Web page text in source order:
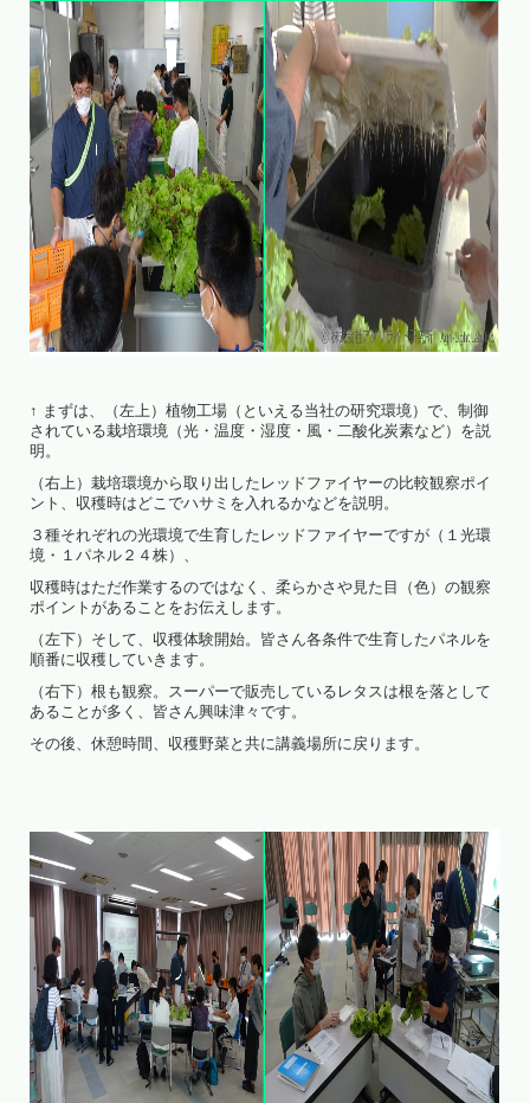
↑ まずは、（左上）植物工場（といえる当社の研究環境）で、制御
されている栽培環境（光・温度・湿度・風・二酸化炭素など）を説
明。
（右上）栽培環境から取り出したレッドファイヤーの比較観察ポイ
ント、収穫時はどこでハサミを入れるかなどを説明。
３種それぞれの光環境で生育したレッドファイヤーですが（１光環
境・１パネル２４株）、
収穫時はただ作業するのではなく、柔らかさや見た目（色）の観察
ポイントがあることをお伝えします。
（左下）そして、収穫体験開始。皆さん各条件で生育したパネルを
順番に収穫していきます。
（右下）根も観察。スーパーで販売しているレタスは根を落として
あることが多く、皆さん興味津々です。
その後、休憩時間、収穫野菜と共に講義場所に戻ります。